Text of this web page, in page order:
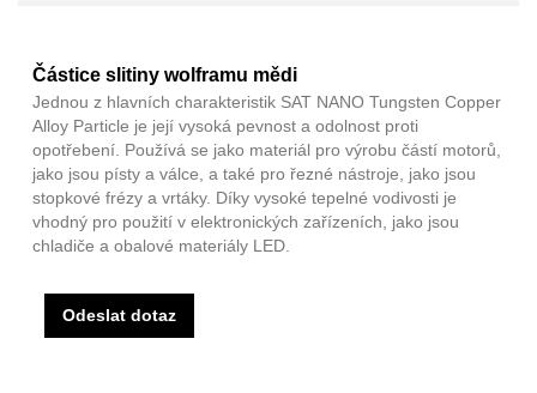
Částice slitiny wolframu mědi
Jednou z hlavních charakteristik SAT NANO Tungsten Copper
Alloy Particle je její vysoká pevnost a odolnost proti
opotřebení. Používá se jako materiál pro výrobu částí motorů,
jako jsou písty a válce, a také pro řezné nástroje, jako jsou
stopkové frézy a vrtáky. Díky vysoké tepelné vodivosti je
vhodný pro použití v elektronických zařízeních, jako jsou
chladiče a obalové materiály LED.
Odeslat dotaz